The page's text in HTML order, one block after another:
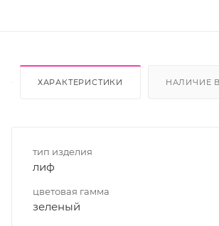
ХАРАКТЕРИСТИКИ НАЛИЧИЕ
тип изделия
лиф
цветовая гамма
зеленый